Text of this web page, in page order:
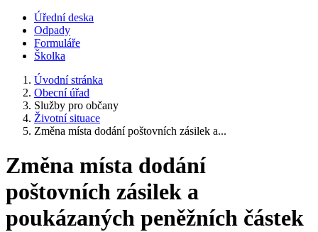
Úřední deska
Odpady
Formuláře
Školka
Úvodní stránka
Obecní úřad
Služby pro občany
Životní situace
Změna místa dodání poštovních zásilek a...
Změna místa dodání
poštovních zásilek a
poukázaných peněžních částek